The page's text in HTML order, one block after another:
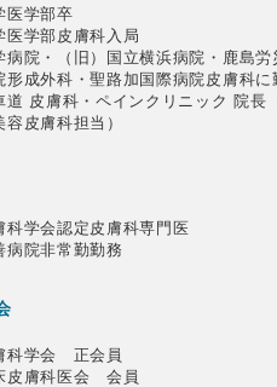
医学部卒
医学部皮膚科入局
病院・（旧）国立横浜病院・鹿島
形成外科・聖路加国際病院皮膚科に
道 皮膚科・ペインクリニック 院長
容皮膚科担当）
科学会認定皮膚科専門医
病院非常勤勤務
科学会 正会員
皮膚科医会 会員